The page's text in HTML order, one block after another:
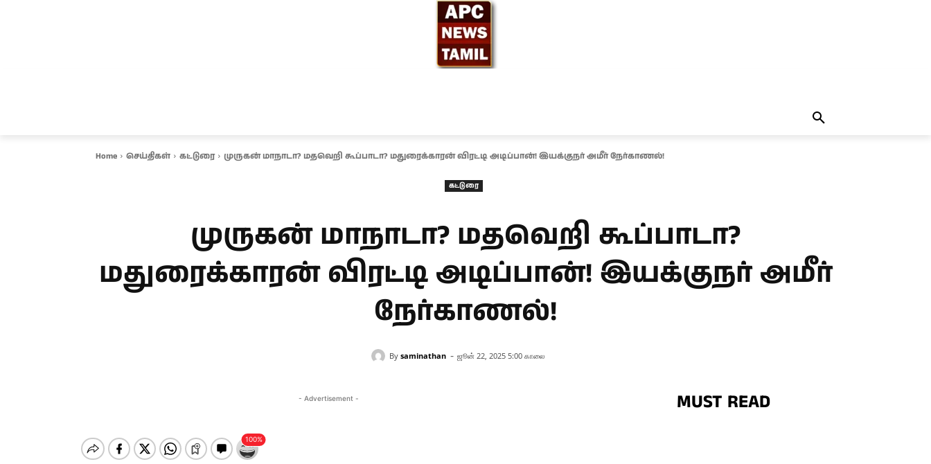
Home செய்திகள் கட்டுரை முருகன் மாநாடா? மதவெறி கூப்பாடா? மதுரைக்காரன் விரட்டி அடிப்பான்! இயக்குநர் அமீர் நேர்காணல்!
கட்டுரை
முருகன் மாநாடா? மதவெறி கூப்பாடா?
மதுரைக்காரன் விரட்டி அடிப்பான்! இயக்குநர் அமீர்
நேர்காணல்!
By saminathan - ஜூன் 22, 2025 5:00 காலை
- Advertisement - MUST READ